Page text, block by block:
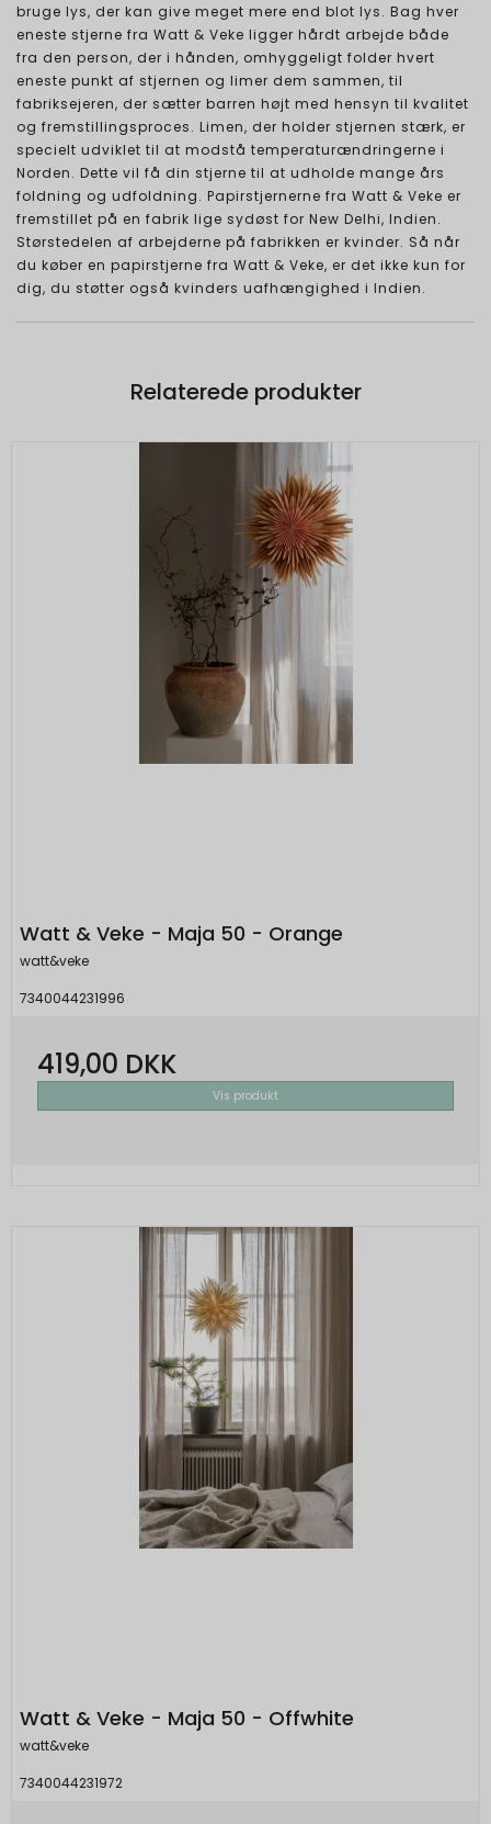
bruge lys, der kan give meget mere end blot lys. Bag hver
eneste stjerne fra Watt & Veke ligger hårdt arbejde både
fra den person, der i hånden, omhyggeligt folder hvert
eneste punkt af stjernen og limer dem sammen, til
fabriksejeren, der sætter barren højt med hensyn til kvalitet
og fremstillingsproces. Limen, der holder stjernen stærk, er
specielt udviklet til at modstå temperaturændringerne i
Norden. Dette vil få din stjerne til at udholde mange års
foldning og udfoldning. Papirstjernerne fra Watt & Veke er
fremstillet på en fabrik lige sydøst for New Delhi, Indien.
Størstedelen af arbejderne på fabrikken er kvinder. Så når
du køber en papirstjerne fra Watt & Veke, er det ikke kun for
dig, du støtter også kvinders uafhængighed i Indien.
Relaterede produkter
Watt & Veke - Maja 50 - Orange
watt&veke
7340044231996
419,00 DKK
Vis produkt
Watt & Veke - Maja 50 - Offwhite
watt&veke
7340044231972